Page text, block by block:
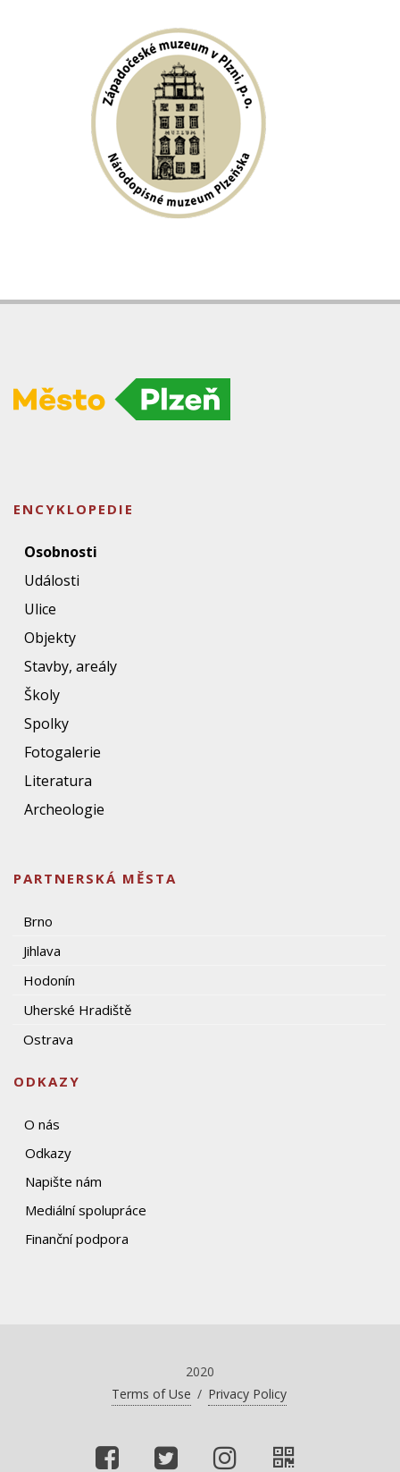
ENCYKLOPEDIE
Osobnosti
Události
Ulice
Objekty
Stavby, areály
Školy
Spolky
Fotogalerie
Literatura
Archeologie
PARTNERSKÁ MĚSTA
Brno
Jihlava
Hodonín
Uherské Hradiště
Ostrava
ODKAZY
O nás
Odkazy
Napište nám
Mediální spolupráce
Finanční podpora
2020
Terms of Use / Privacy Policy